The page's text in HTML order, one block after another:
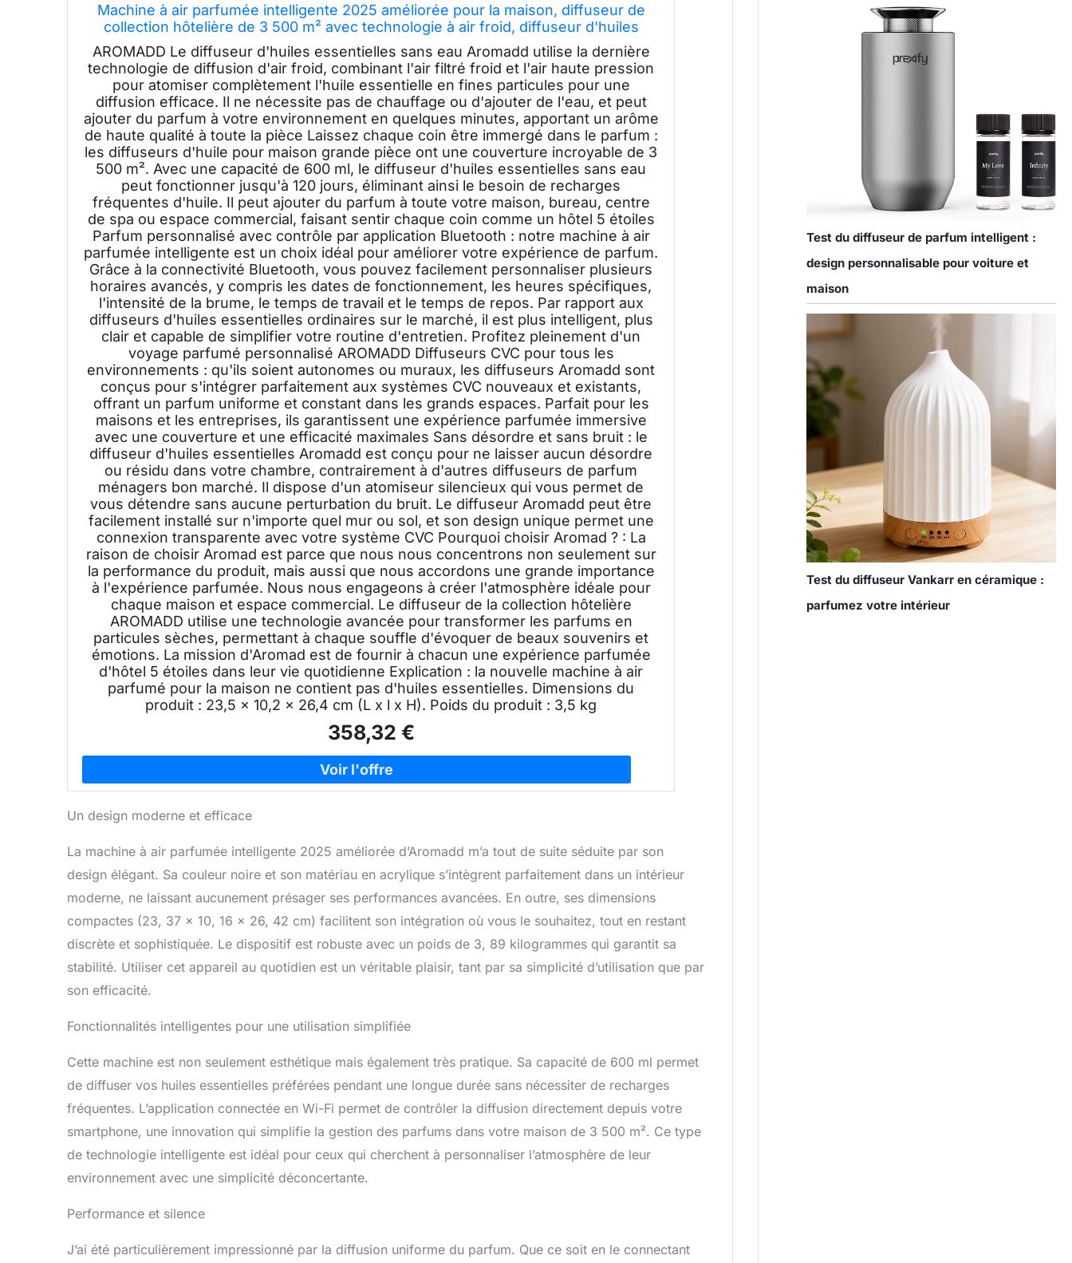
Machine à air parfumée intelligente 2025 améliorée pour la maison, diffuseur de
collection hôtelière de 3 500 m² avec technologie à air froid, diffuseur d'huiles
essentielles sans eau CVC de 600 ml
AROMADD Le diffuseur d'huiles essentielles sans eau Aromadd utilise la dernière
technologie de diffusion d'air froid, combinant l'air filtré froid et l'air haute pression
pour atomiser complètement l'huile essentielle en fines particules pour une
diffusion efficace. Il ne nécessite pas de chauffage ou d'ajouter de l'eau, et peut
ajouter du parfum à votre environnement en quelques minutes, apportant un arôme
de haute qualité à toute la pièce Laissez chaque coin être immergé dans le parfum :
les diffuseurs d'huile pour maison grande pièce ont une couverture incroyable de 3
500 m². Avec une capacité de 600 ml, le diffuseur d'huiles essentielles sans eau
peut fonctionner jusqu'à 120 jours, éliminant ainsi le besoin de recharges
fréquentes d'huile. Il peut ajouter du parfum à toute votre maison, bureau, centre
de spa ou espace commercial, faisant sentir chaque coin comme un hôtel 5 étoiles
Parfum personnalisé avec contrôle par application Bluetooth : notre machine à air
parfumée intelligente est un choix idéal pour améliorer votre expérience de parfum.
Grâce à la connectivité Bluetooth, vous pouvez facilement personnaliser plusieurs
horaires avancés, y compris les dates de fonctionnement, les heures spécifiques,
l'intensité de la brume, le temps de travail et le temps de repos. Par rapport aux
diffuseurs d'huiles essentielles ordinaires sur le marché, il est plus intelligent, plus
clair et capable de simplifier votre routine d'entretien. Profitez pleinement d'un
voyage parfumé personnalisé AROMADD Diffuseurs CVC pour tous les
environnements : qu'ils soient autonomes ou muraux, les diffuseurs Aromadd sont
conçus pour s'intégrer parfaitement aux systèmes CVC nouveaux et existants,
offrant un parfum uniforme et constant dans les grands espaces. Parfait pour les
maisons et les entreprises, ils garantissent une expérience parfumée immersive
avec une couverture et une efficacité maximales Sans désordre et sans bruit : le
diffuseur d'huiles essentielles Aromadd est conçu pour ne laisser aucun désordre
ou résidu dans votre chambre, contrairement à d'autres diffuseurs de parfum
ménagers bon marché. Il dispose d'un atomiseur silencieux qui vous permet de
vous détendre sans aucune perturbation du bruit. Le diffuseur Aromadd peut être
facilement installé sur n'importe quel mur ou sol, et son design unique permet une
connexion transparente avec votre système CVC Pourquoi choisir Aromad ? : La
raison de choisir Aromad est parce que nous nous concentrons non seulement sur
la performance du produit, mais aussi que nous accordons une grande importance
à l'expérience parfumée. Nous nous engageons à créer l'atmosphère idéale pour
chaque maison et espace commercial. Le diffuseur de la collection hôtelière
AROMADD utilise une technologie avancée pour transformer les parfums en
particules sèches, permettant à chaque souffle d'évoquer de beaux souvenirs et
émotions. La mission d'Aromad est de fournir à chacun une expérience parfumée
d'hôtel 5 étoiles dans leur vie quotidienne Explication : la nouvelle machine à air
parfumé pour la maison ne contient pas d'huiles essentielles. Dimensions du
produit : 23,5 x 10,2 x 26,4 cm (L x l x H). Poids du produit : 3,5 kg
358,32 €
Un design moderne et efficace
La machine à air parfumée intelligente 2025 améliorée d’Aromadd m’a tout de suite séduite par son
design élégant. Sa couleur noire et son matériau en acrylique s’intègrent parfaitement dans un intérieur
moderne, ne laissant aucunement présager ses performances avancées. En outre, ses dimensions
compactes (23, 37 x 10, 16 x 26, 42 cm) facilitent son intégration où vous le souhaitez, tout en restant
discrète et sophistiquée. Le dispositif est robuste avec un poids de 3, 89 kilogrammes qui garantit sa
stabilité. Utiliser cet appareil au quotidien est un véritable plaisir, tant par sa simplicité d’utilisation que par
son efficacité.
Fonctionnalités intelligentes pour une utilisation simplifiée
Cette machine est non seulement esthétique mais également très pratique. Sa capacité de 600 ml permet
de diffuser vos huiles essentielles préférées pendant une longue durée sans nécessiter de recharges
fréquentes. L’application connectée en Wi-Fi permet de contrôler la diffusion directement depuis votre
smartphone, une innovation qui simplifie la gestion des parfums dans votre maison de 3 500 m². Ce type
de technologie intelligente est idéal pour ceux qui cherchent à personnaliser l’atmosphère de leur
environnement avec une simplicité déconcertante.
Performance et silence
J’ai été particulièrement impressionné par la diffusion uniforme du parfum. Que ce soit en le connectant
Test du diffuseur de parfum intelligent :
design personnalisable pour voiture et
maison
Test du diffuseur Vankarr en céramique :
parfumez votre intérieur